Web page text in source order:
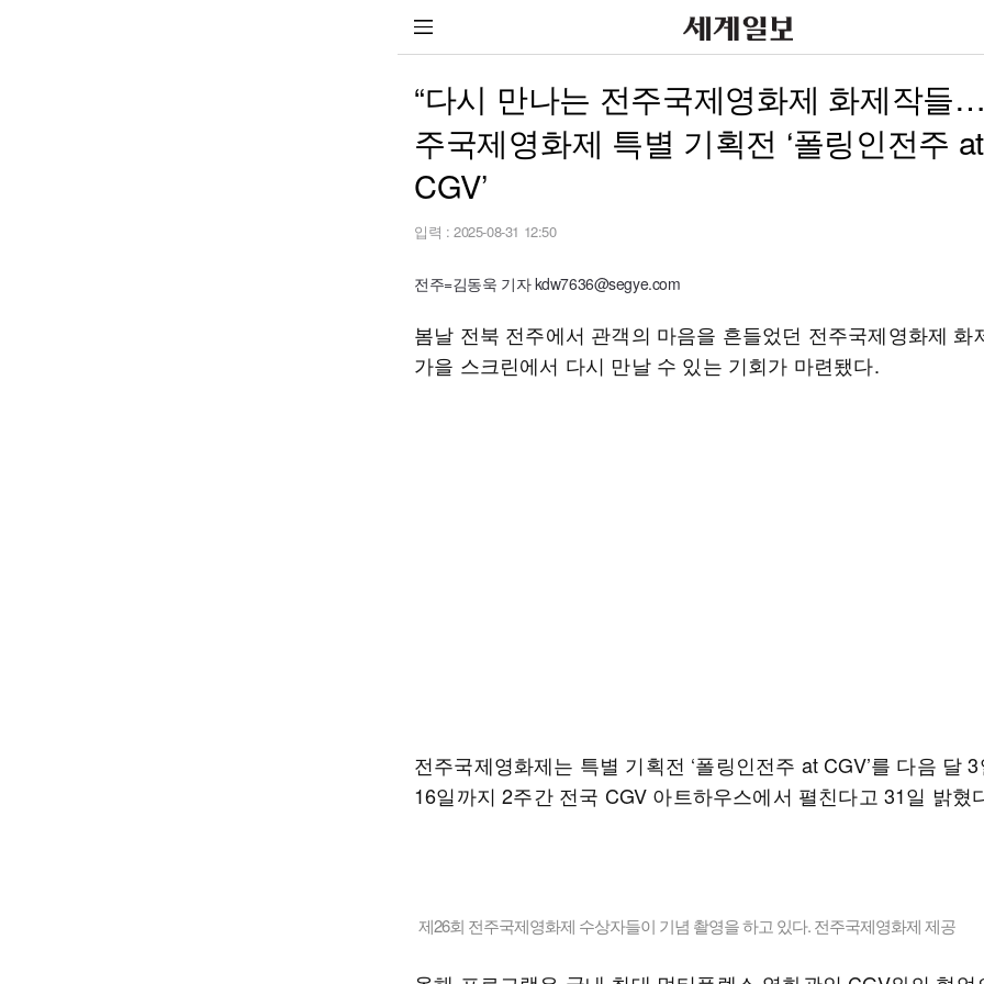
“다시 만나는 전주국제영화제 화제작들
주국제영화제 특별 기획전 ‘폴링인전주 at
CGV’
입력 : 2025-08-31 12:50
전주=김동욱 기자 kdw7636@segye.com
봄날 전북 전주에서 관객의 마음을 흔들었던 전주국제영화제 화
가을 스크린에서 다시 만날 수 있는 기회가 마련됐다.
전주국제영화제는 특별 기획전 ‘폴링인전주 at CGV’를 다음 달
16일까지 2주간 전국 CGV 아트하우스에서 펼친다고 31일 밝혔
제26회 전주국제영화제 수상자들이 기념 촬영을 하고 있다. 전주국제영화제 제공